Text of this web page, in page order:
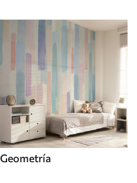
Geometría